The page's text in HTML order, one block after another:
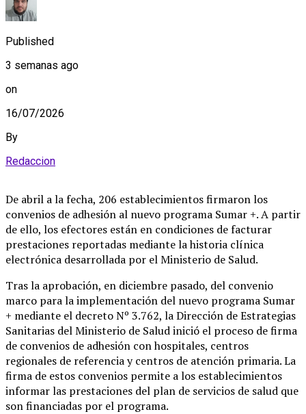
Published
3 semanas ago
on
16/07/2026
By
Redaccion
De abril a la fecha, 206 establecimientos firmaron los
convenios de adhesión al nuevo programa Sumar +. A partir
de ello, los efectores están en condiciones de facturar
prestaciones reportadas mediante la historia clínica
electrónica desarrollada por el Ministerio de Salud.
Tras la aprobación, en diciembre pasado, del convenio
marco para la implementación del nuevo programa Sumar
+ mediante el decreto Nº 3.762, la Dirección de Estrategias
Sanitarias del Ministerio de Salud inició el proceso de firma
de convenios de adhesión con hospitales, centros
regionales de referencia y centros de atención primaria. La
firma de estos convenios permite a los establecimientos
informar las prestaciones del plan de servicios de salud que
son financiadas por el programa.